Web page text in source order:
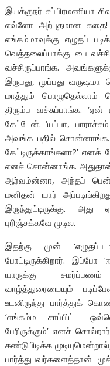
இயக்குநர் சுப்பிரமணியா
எவ்ளோ அற்புதமான கதை!
எங்கம்மாவுக்கு எழுதப்
வெத்தலைப்பாக்கு பை
வச்சிருப்பாங்க.
இருபது, முப்பது
மாத்தும் பொழுதெல்லாம்
திரும்ப வச்சுப்பாங்க.
கேட்டேன். ‘யப்பா,
அவங்க பதில் சொன்னாங்க.
கேட்டிருக்காங்களா?’ எனக்
எனச் சொன்னாங்க.
ஆர்வம்ன்னா, அந்தப்
மனிதன் யார்
இருந்துட்டிருக்கு.
புரிஞ்சுக்கவே முடில.
இதற்கு முன்
போட்டிருக்கிறார். இப்போ
யாருக்கு
வாழ்த்துரையையும்
உடனிருந்து பார்த்துக்
‘எங்கம்ம சாப்பிட்ட
பேரிருக்கும்’ எனச்
கண்டுபிடிக்க
பார்த்துபவர்களைத்தான்